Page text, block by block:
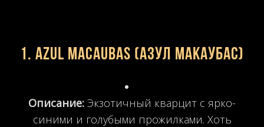
1. Azul Macaubas (Азул Макаубас)
Описание: Экзотичный кварцит с ярко-
синими и голубыми прожилками. Хоть